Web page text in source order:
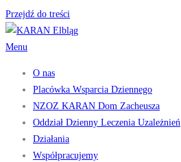
Przejdź do treści
Menu
O nas
Placówka Wsparcia Dziennego
NZOZ KARAN Dom Zacheusza
Oddział Dzienny Leczenia Uzależnień
Działania
Współpracujemy